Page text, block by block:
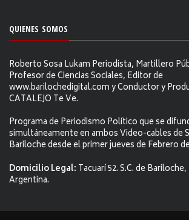
QUIENES SOMOS
Roberto Sosa Lukam Periodista, Martillero
Profesor de Ciencias Sociales, Editor de
www.barilochedigital.com y Conductor y
CATALEJO Te Ve.
Programa de Periodismo Político que se
simultáneamente en ambos Video-cables de
Bariloche desde el primer jueves de Febrero
Domicilio Legal: Tacuarí 52. S.C. de
Argentina.